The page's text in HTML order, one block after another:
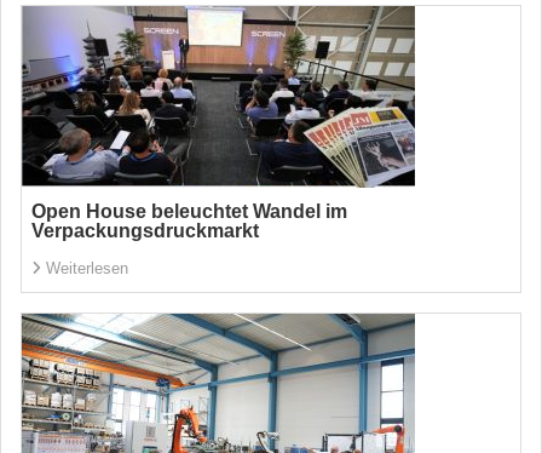
Open House beleuchtet Wandel im
Verpackungsdruckmarkt
Weiterlesen